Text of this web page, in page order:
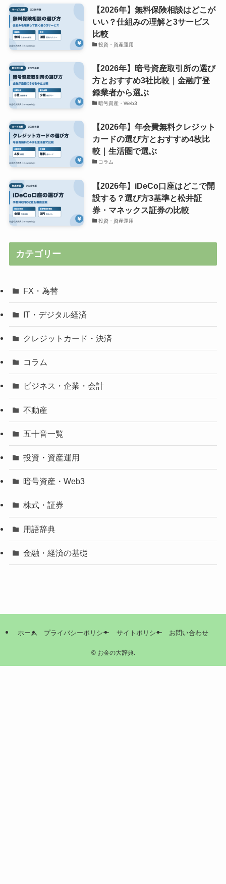
【2026年】無料保険相談はどこが
いい？仕組みの理解と3サービス
比較
投資・資産運用
【2026年】暗号資産取引所の選び
方とおすすめ3社比較｜金融庁登
録業者から選ぶ
暗号資産・Web3
【2026年】年会費無料クレジット
カードの選び方とおすすめ4枚比
較｜生活圏で選ぶ
コラム
【2026年】iDeCo口座はどこで開
設する？選び方3基準と松井証
券・マネックス証券の比較
投資・資産運用
カテゴリー
FX・為替
IT・デジタル経済
クレジットカード・決済
コラム
ビジネス・企業・会計
不動産
五十音一覧
投資・資産運用
暗号資産・Web3
株式・証券
用語辞典
金融・経済の基礎
ホーム プライバシーポリシー サイトポリシー お問い合わせ
©お金の大辞典.